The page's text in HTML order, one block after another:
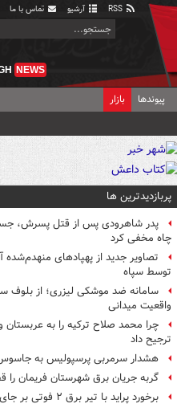
آرشیو تماس با ما
NEWS
پیوندها بازار
پربازدیدترین ها
پدر شاهرودی پس از قتل پسرش،
چاه مخفی کرد
تصاویر جدید از پهپادهای منهدم‌شده
توسط سپاه
سامانه ضد موشکی لیزری؛ از بلوف
واقعیت میدانی
چرا محمد صلاح ترکیه را به عربستان
ترجیح داد
هشدار سرمربی پرسپولیس به
گربه جریان برق شهرستان فریمان را
برخورد پراید با تیر برق ۲ فوتی بر جای گذاشت